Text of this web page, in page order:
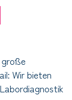
große
Wir bieten